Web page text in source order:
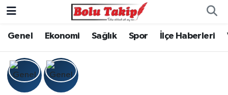
Genel Ekonomi Sağlık Spor İlçe Haberleri